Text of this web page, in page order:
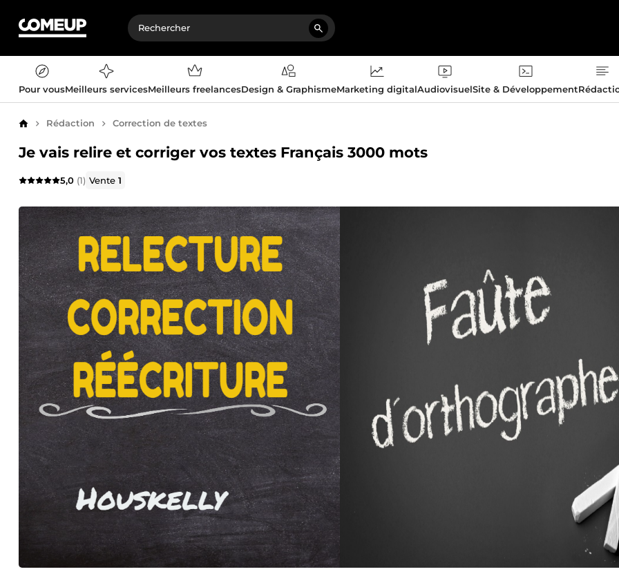
Pour vousMeilleurs servicesMeilleurs freelancesDesign & GraphismeMarketing digitalAudiovisuelSite & Développement
AccueilRédaction Correction de textes
Je vais relire et corriger vos textes Français 3000 mots
5,0 (1) Vente1